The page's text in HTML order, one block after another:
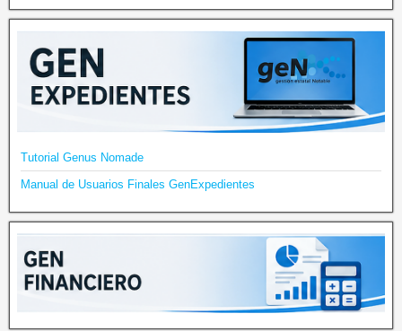
Tutorial Genus Nomade
Manual de Usuarios Finales GenExpedientes